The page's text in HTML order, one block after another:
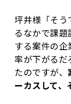
坪井様「そう
るなかで課
する案件の
率が下がるだ
たのですが、
ーカスして、